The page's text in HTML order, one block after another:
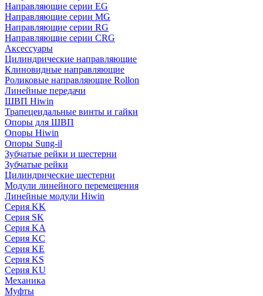
Направляющие серии EG
Направляющие серии MG
Направляющие серии RG
Направляющие серии CRG
Аксессуары
Цилиндрические направляющие
Клиновидные направляющие
Роликовые направляющие Rollon
Линейные передачи
ШВП Hiwin
Трапецеидальные винты и гайки
Опоры для ШВП
Опоры Hiwin
Опоры Sung-il
Зубчатые рейки и шестерни
Зубчатые рейки
Цилиндрические шестерни
Модули линейного перемещения
Линейные модули Hiwin
Серия KK
Серия SK
Серия KA
Серия KC
Серия KE
Серия KS
Серия KU
Механика
Муфты